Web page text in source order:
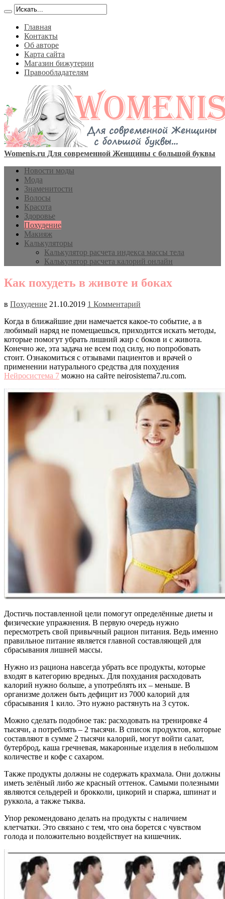
Главная
Контакты
Об авторе
Карта сайта
Магазин бижутерии
Правообладателям
Womenis.ru Для современной Женщины с большой буквы
Новости моды
Мода
Знаменитости
Волосы
Красота
Здоровье
Похудение
Макияж
Калькуляторы
Калькулятор расчета индекса массы тела
Калькулятор расчета калорий онлайн
Как похудеть в животе и боках
в Похудение 21.10.2019 1 Комментарий
Когда в ближайшие дни намечается какое-то событие, а в
любимый наряд не помещаешься, приходится искать методы,
которые помогут убрать лишний жир с боков и с живота.
Конечно же, эта задача не всем под силу, но попробовать
стоит. Ознакомиться с отзывами пациентов и врачей о
применении натурального средства для похудения
Нейросистема 7 можно на сайте neirosistema7.ru.com.
Достичь поставленной цели помогут определённые диеты и
физические упражнения. В первую очередь нужно
пересмотреть свой привычный рацион питания. Ведь именно
правильное питание является главной составляющей для
сбрасывания лишней массы.
Нужно из рациона навсегда убрать все продукты, которые
входят в категорию вредных. Для похудания расходовать
калорий нужно больше, а употреблять их – меньше. В
организме должен быть дефицит из 7000 калорий для
сбрасывания 1 кило. Это нужно растянуть на 3 суток.
Можно сделать подобное так: расходовать на тренировке 4
тысячи, а потреблять – 2 тысячи. В список продуктов, которые
составляют в сумме 2 тысячи калорий, могут войти салат,
бутерброд, каша гречневая, макаронные изделия в небольшом
количестве и кофе с сахаром.
Также продукты должны не содержать крахмала. Они должны
иметь зелёный либо же красный оттенок. Самыми полезными
являются сельдерей и брокколи, цикорий и спаржа, шпинат и
руккола, а также тыква.
Упор рекомендовано делать на продукты с наличием
клетчатки. Это связано с тем, что она борется с чувством
голода и положительно воздействует на кишечник.